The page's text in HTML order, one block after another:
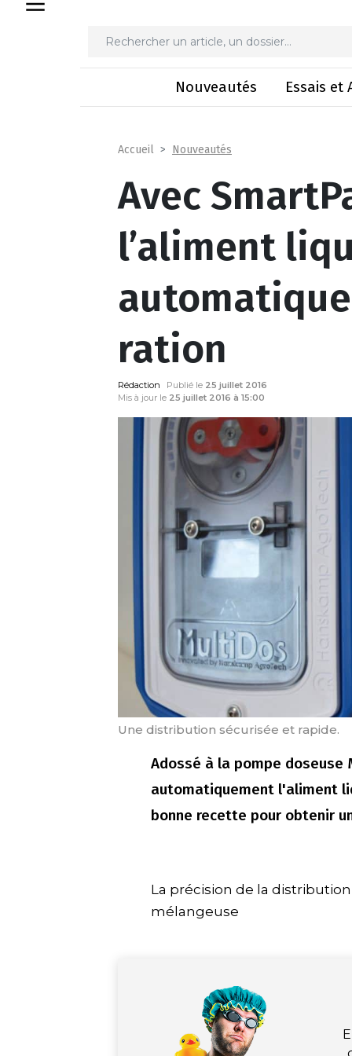
Nouveautés Essais et
Accueil Nouveautés
Avec
l’aliment
ration
Rédaction Publié le 25 juillet 2016
Mis à jour le 25 juillet 2016 à 15:00
Une distribution sécurisée et rapide.
Adossé à la pompe doseuse
automatiquement l'aliment
bonne recette pour obtenir
La précision de la
mélangeuse